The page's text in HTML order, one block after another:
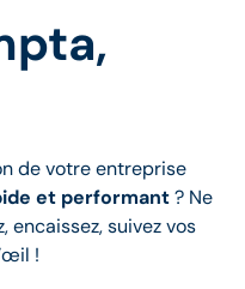
de votre entreprise
et performant? Ne
encaissez, suivez vos
!